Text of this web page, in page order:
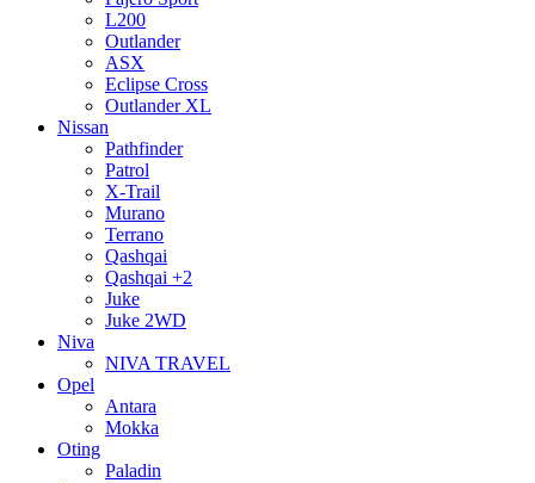
L200
Outlander
ASX
Eclipse Cross
Outlander XL
Nissan
Pathfinder
Patrol
X-Trail
Murano
Terrano
Qashqai
Qashqai +2
Juke
Juke 2WD
Niva
NIVA TRAVEL
Opel
Antara
Mokka
Oting
Paladin